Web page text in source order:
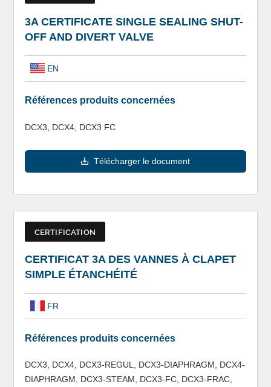
3A CERTIFICATE SINGLE SEALING SHUT-
OFF AND DIVERT VALVE
EN
Références produits concernées
DCX3, DCX4, DCX3 FC
Télécharger le document
CERTIFICATION
CERTIFICAT 3A DES VANNES À CLAPET
SIMPLE ÉTANCHÉITÉ
FR
Références produits concernées
DCX3, DCX4, DCX3-REGUL, DCX3-DIAPHRAGM, DCX4-
DIAPHRAGM, DCX3-STEAM, DCX3-FC, DCX3-FRAC,